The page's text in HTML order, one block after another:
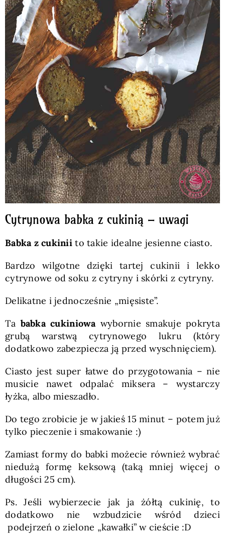
Cytrynowa babka z cukinią – uwagi
Babka z cukinii to takie idealne jesienne ciasto.
Bardzo wilgotne dzięki tartej cukinii i lekko
cytrynowe od soku z cytryny i skórki z cytryny.
Delikatne i jednocześnie „mięsiste”.
Ta babka cukiniowawybornie smakuje pokryta
grubą warstwą cytrynowego lukru (który
dodatkowo zabezpiecza ją przed wyschnięciem).
Ciasto jest super łatwe do przygotowania – nie
musicie nawet odpalać miksera – wystarczy
łyżka, albo mieszadło.
Do tego zrobicie je w jakieś 15 minut – potem już
tylko pieczenie i smakowanie :)
Zamiast formy do babki możecie również wybrać
niedużą formę keksową (taką mniej więcej o
długości 25 cm).
Ps. Jeśli wybierzecie jak ja żółtą cukinię, to
dodatkowo nie wzbudzicie wśród dzieci
podejrzeń o zielone „kawałki” w cieście :D